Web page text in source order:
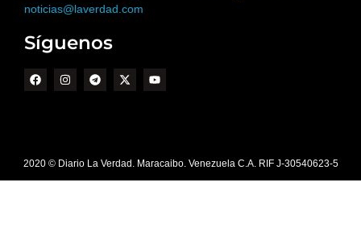
noticias@laverdad.com
Síguenos
2020 © Diario La Verdad. Maracaibo. Venezuela C.A. RIF J-30540623-5